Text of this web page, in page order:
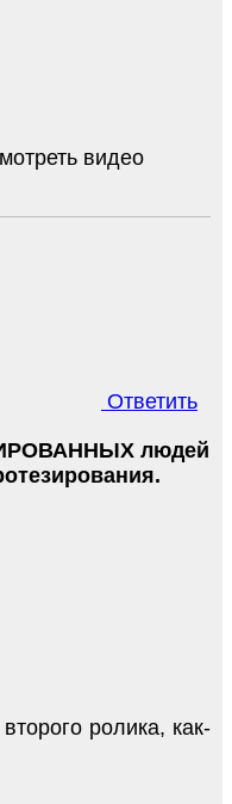
видео
Ответить
людей
ролика, как-